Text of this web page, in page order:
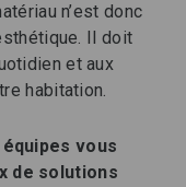
n’est donc
Il doit
et aux
habitation.
vous
de solutions